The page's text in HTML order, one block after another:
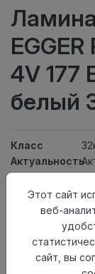
4V 177
белый
Класс
Актуальность
Толщина
Размер
доски
Теплый пол
Фаска
4V
Замок
Этот сайт
веб-
сайт, вы